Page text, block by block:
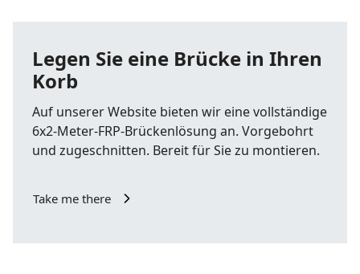
Legen Sie eine Brücke in Ihren
Korb
Auf unserer Website bieten wir eine vollständige
6x2-Meter-FRP-Brückenlösung an. Vorgebohrt
und zugeschnitten. Bereit für Sie zu montieren.
Take me there